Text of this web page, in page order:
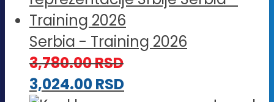
Serbia - Training 2026
3,780.00RSD
3,024.00RSD